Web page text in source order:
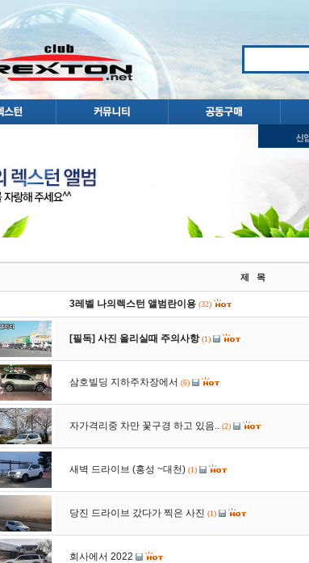
제 목
3레벨 나의렉스턴 앨범란이용 (32)
[필독] 사진 올리실때 주의사항 (1)
삼호빌딩 지하주차장에서 (6)
자가격리중 차만 꽃구경 하고 있음.. (2)
새벽 드라이브 (홍성 ~대천) (1)
당진 드라이브 갔다가 찍은 사진 (1)
회사에서 2022